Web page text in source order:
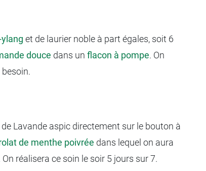
et de laurier noble à part égales, soit 6
douce dans un flacon à pompe. On
Lavande aspic directement sur le bouton à
de menthe poivrée dans lequel on aura
réalisera ce soin le soir 5 jours sur 7.